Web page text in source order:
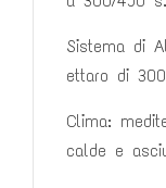
Sistema di
ettaro di
Clima:
calde e